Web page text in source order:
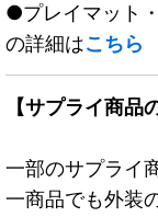
●プレイマット
の詳細はこちら
【サプライ商品
一部のサプライ
一商品でも外装